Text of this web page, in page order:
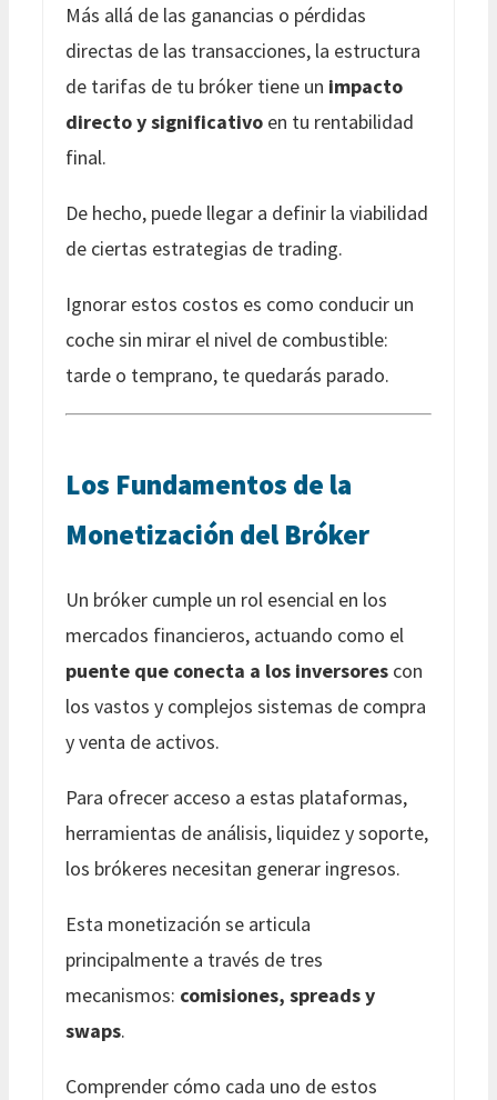
Más allá de las ganancias o pérdidas
directas de las transacciones, la estructura
de tarifas de tu bróker tiene un impacto
directo y significativo en tu rentabilidad
final.
De hecho, puede llegar a definir la viabilidad
de ciertas estrategias de trading.
Ignorar estos costos es como conducir un
coche sin mirar el nivel de combustible:
tarde o temprano, te quedarás parado.
Los Fundamentos de la
Monetización del Bróker
Un bróker cumple un rol esencial en los
mercados financieros, actuando como el
puente que conecta a los inversores con
los vastos y complejos sistemas de compra
y venta de activos.
Para ofrecer acceso a estas plataformas,
herramientas de análisis, liquidez y soporte,
los brókeres necesitan generar ingresos.
Esta monetización se articula
principalmente a través de tres
mecanismos: comisiones, spreads y
swaps.
Comprender cómo cada uno de estos